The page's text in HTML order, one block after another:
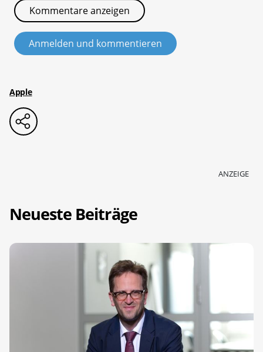
Kommentare anzeigen
Anmelden und kommentieren
Apple
ANZEIGE
Neueste Beiträge